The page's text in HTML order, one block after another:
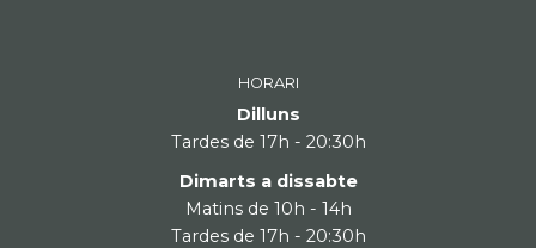
HORARI
Dilluns
Tardes de 17h - 20:30h
Dimarts a dissabte
Matins de 10h - 14h
Tardes de 17h - 20:30h